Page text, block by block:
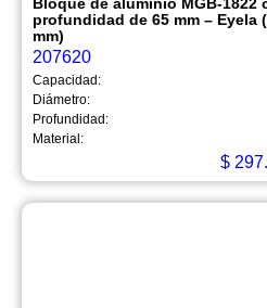
profundidad de 65 mm – Eyela
mm)
207620
Capacidad:
Diámetro:
Profundidad:
Material:
$